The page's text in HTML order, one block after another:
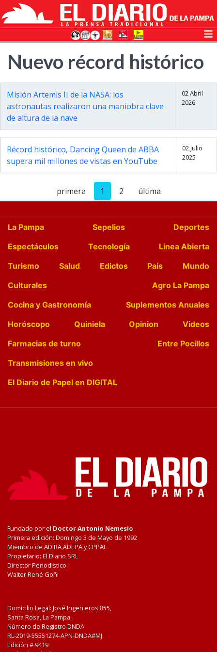
Nuevo récord histórico
Misión Artemis II de la NASA: los
astronautas realizaron una maniobra clave
de altura de la nave
02 Abril
2026
Récord histórico, Dancing Queen de ABBA
supera mil millones de vistas en YouTube
02 Julio
2025
primera 1 2 última
La Pampa Sepelios
Deportes
Espectáculos
Tecnología
Linea Abierta
Turismo
Salud Edictos País
Mundo
Culturales
Agro La Pampa
Cocina y Gastronomía
Suplementos Anuales
Horóscopo
Quiniela Opinion
Videos
Farmacias de turno
Entre Pocillos
Transmisiones en vivo
El Diario de Papel en DIGITAL
Fundado por el Doctor Antonio Nemesio
Primera edición: Domingo 3 de Mayo de 1992
Miembro de ADIRA,ADEPA y CPPAL
Propietario: El Diario SRL
Director Periodístico:
Walter René Goñi
Domicilio Legal: José Ingenieros 855,
Santa Rosa, La Pampa.
Número de Registro DNDA:
RL-2019-55551274-APN-DNDA#MJ
Edición # 9419